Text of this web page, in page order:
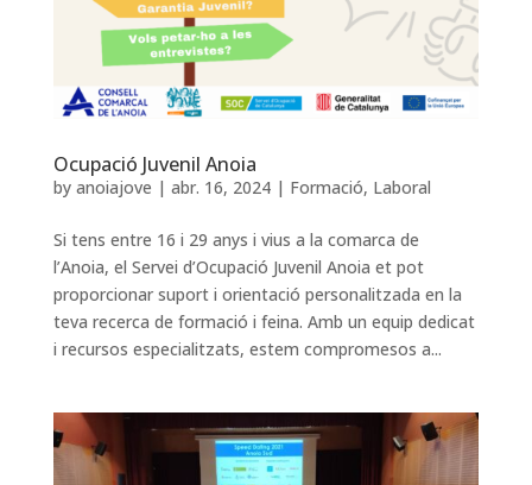
Ocupació Juvenil Anoia
by anoiajove | abr. 16, 2024| Formació, Laboral
Si tens entre 16 i 29 anys i vius a la comarca de
l’Anoia, el Servei d’Ocupació Juvenil Anoia et pot
proporcionar suport i orientació personalitzada en la
teva recerca de formació i feina. Amb un equip dedicat
i recursos especialitzats, estem compromesos a...